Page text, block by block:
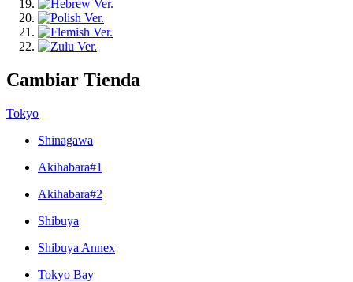
Cambiar Tienda
Tokyo
Shinagawa
Akihabara#1
Akihabara#2
Shibuya
Shibuya Annex
Tokyo Bay